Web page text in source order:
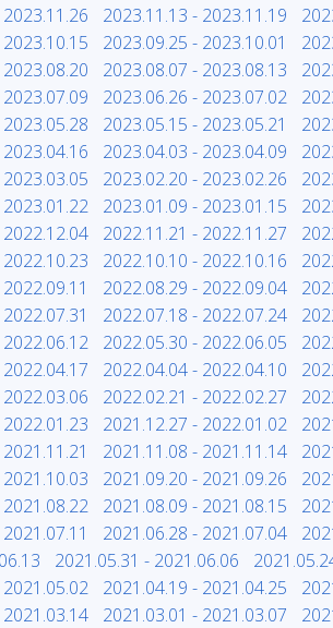
2023.11.13 - 2023.11.19
2023.09.25 - 2023.10.01
2023.08.07 - 2023.08.13
2023.06.26 - 2023.07.02
2023.05.15 - 2023.05.21
2023.04.03 - 2023.04.09
2023.02.20 - 2023.02.26
2023.01.09 - 2023.01.15
2022.11.21 - 2022.11.27
2022.10.10 - 2022.10.16
2022.08.29 - 2022.09.04
2022.07.18 - 2022.07.24
2022.05.30 - 2022.06.05
2022.04.04 - 2022.04.10
2022.02.21 - 2022.02.27
2021.12.27 - 2022.01.02
2021.11.08 - 2021.11.14
2021.09.20 - 2021.09.26
2021.08.09 - 2021.08.15
2021.06.28 - 2021.07.04
2021.05.31 - 2021.06.06
2021.04.19 - 2021.04.25
2021.03.01 - 2021.03.07